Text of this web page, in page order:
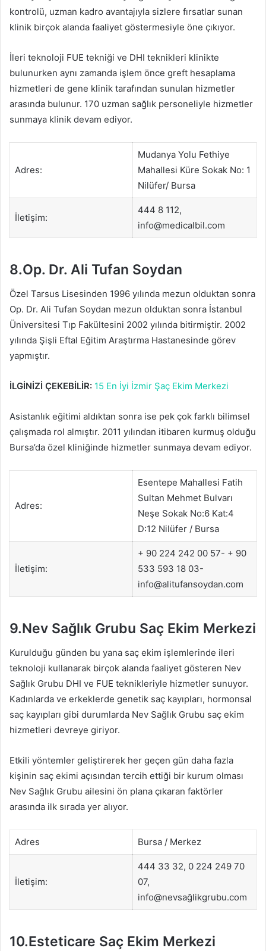
kontrolü, uzman kadro avantajıyla sizlere fırsatlar sunan
klinik birçok alanda faaliyet göstermesiyle öne çıkıyor.
İleri teknoloji FUE tekniği ve DHI teknikleri klinikte
bulunurken aynı zamanda işlem önce greft hesaplama
hizmetleri de gene klinik tarafından sunulan hizmetler
arasında bulunur. 170 uzman sağlık personeliyle hizmetler
sunmaya klinik devam ediyor.
Adres:
Mudanya Yolu Fethiye
Mahallesi Küre Sokak No: 1
Nilüfer/ Bursa
İletişim:
444 8 112,
info@medicalbil.com
8.Op. Dr. Ali Tufan Soydan
Özel Tarsus Lisesinden 1996 yılında mezun olduktan sonra
Op. Dr. Ali Tufan Soydan mezun olduktan sonra İstanbul
Üniversitesi Tıp Fakültesini 2002 yılında bitirmiştir. 2002
yılında Şişli Eftal Eğitim Araştırma Hastanesinde görev
yapmıştır.
İLGİNİZİ ÇEKEBİLİR: 15 En İyi İzmir Şaç Ekim Merkezi
Asistanlık eğitimi aldıktan sonra ise pek çok farklı bilimsel
çalışmada rol almıştır. 2011 yılından itibaren kurmuş olduğu
Bursa’da özel kliniğinde hizmetler sunmaya devam ediyor.
Adres:
Esentepe Mahallesi Fatih
Sultan Mehmet Bulvarı
Neşe Sokak No:6 Kat:4
D:12 Nilüfer / Bursa
İletişim:
+ 90 224 242 00 57- + 90
533 593 18 03-
info@alitufansoydan.com
9.Nev Sağlık Grubu Saç Ekim Merkezi
Kurulduğu günden bu yana saç ekim işlemlerinde ileri
teknoloji kullanarak birçok alanda faaliyet gösteren Nev
Sağlık Grubu DHI ve FUE teknikleriyle hizmetler sunuyor.
Kadınlarda ve erkeklerde genetik saç kayıpları, hormonsal
saç kayıpları gibi durumlarda Nev Sağlık Grubu saç ekim
hizmetleri devreye giriyor.
Etkili yöntemler geliştirerek her geçen gün daha fazla
kişinin saç ekimi açısından tercih ettiği bir kurum olması
Nev Sağlık Grubu ailesini ön plana çıkaran faktörler
arasında ilk sırada yer alıyor.
Adres Bursa / Merkez
İletişim:
444 33 32, 0 224 249 70
07,
info@nevsağlikgrubu.com
10.Esteticare Saç Ekim Merkezi